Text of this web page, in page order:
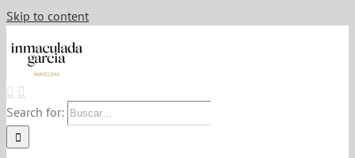
Skip to content
Search for: